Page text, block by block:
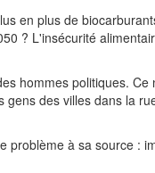
en plus de
? L'insécurité
hommes politiques. Ce
des villes dans la
problème à sa source :